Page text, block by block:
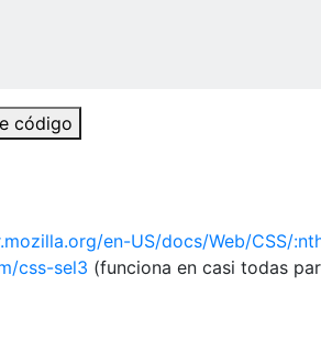
código
en-US/docs/Web/CSS/
css-sel3 (funciona en casi todas